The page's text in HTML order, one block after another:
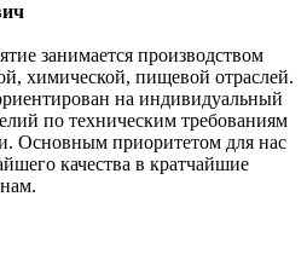
занимается производством
химической, пищевой отраслей.
на индивидуальный
по техническим требованиям
Основным приоритетом для нас
качества в кратчайшие